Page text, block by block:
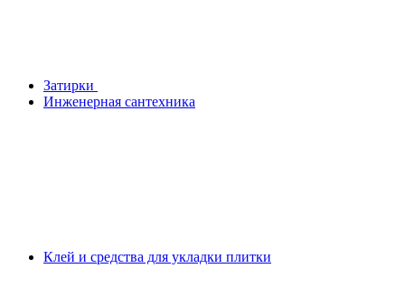
Затирки
Инженерная сантехника
Клей и средства для укладки плитки